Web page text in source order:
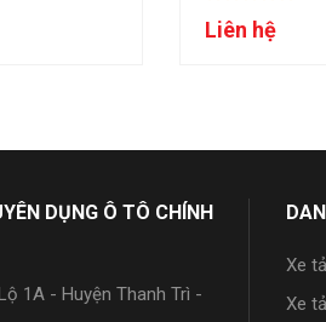
Liên hệ
DỤNG Ô TÔ CHÍNH
1A - Huyện Thanh Trì -
Xe
Xe